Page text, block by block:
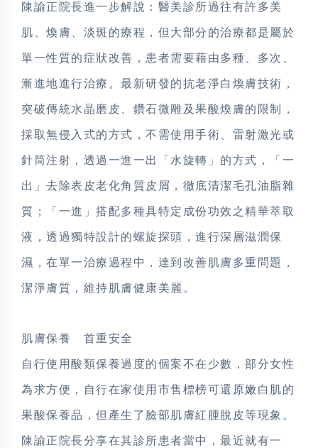
陳諭正院長進一步解說：醫美診所過往有許多美
肌、煥膚、淡斑的療程，但大部分的治療都是屬於
單一性質的症狀改善，患者需要藉由多種、多次、
漸進地進行治療。最新研發的抗老淨白煥膚技術，
突破傳統水晶磨皮、鑽石微雕及果酸煥膚的限制，
採取無侵入式的方式，不需使用手術、雷射激光或
針筒注射，透過一進一出「水旋轉」的方式，「一
出」去除表皮老化角質皮屑，徹底清潔毛孔油脂雜
質；「一進」搭配多種具特定成份功效之精華萃取
液，透過獨特設計的螺旋探頭，進行深層滋潤保
濕，在單一治療過程中，達到改善肌膚多重問題，
潔淨膚質，維持肌膚健康美麗。
肌膚保養 首重安全
自行使用酸類保養過度的個案不在少數，部分女性
為求方便，自行在家使用市售標榜可還原嫩白肌的
果酸保養品，但產生了臉部肌膚紅腫脫皮等現象。
陳諭正院長分享在其診所患者當中，最近就有一